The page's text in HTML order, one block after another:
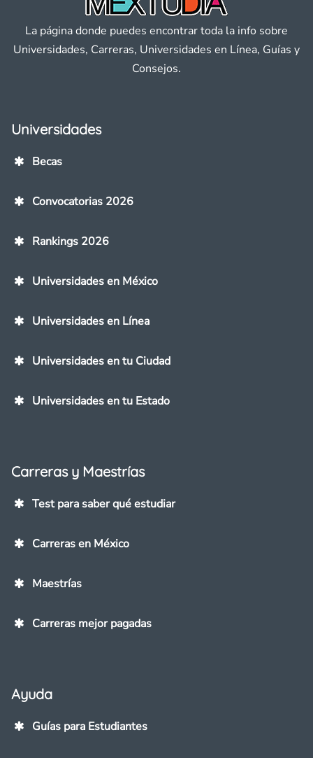
La página donde puedes encontrar toda la info sobre
Universidades, Carreras, Universidades en Línea, Guías y
Consejos.
Universidades
Becas
Convocatorias 2026
Rankings 2026
Universidades en México
Universidades en Línea
Universidades en tu Ciudad
Universidades en tu Estado
Carreras y Maestrías
Test para saber qué estudiar
Carreras en México
Maestrías
Carreras mejor pagadas
Ayuda
Guías para Estudiantes